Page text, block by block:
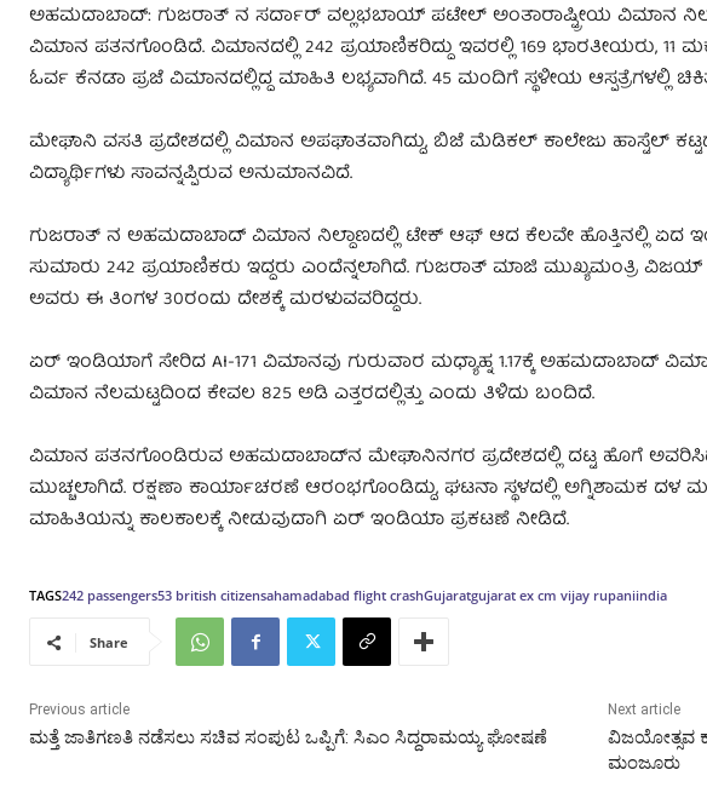
ಅಹಮದಾಬಾದ್:‌ ಗುಜರಾತ್ ನ ಸರ್ದಾರ್‌ ವಲ್ಲಭಬಾಯ್‌ ಪಟೇಲ್‌ ಅಂತಾರಾಷ್ಟ್ರೀಯ ವಿಮಾನ
ವಿಮಾನ ಪತನಗೊಂಡಿದೆ. ವಿಮಾನದಲ್ಲಿ 242 ಪ್ರಯಾಣಿಕರಿದ್ದು ಇವರಲ್ಲಿ 169 ಭಾರತೀಯರು, 11
ಓರ್ವ ಕೆನಡಾ ಪ್ರಜೆ ವಿಮಾನದಲ್ಲಿದ್ದ ಮಾಹಿತಿ ಲಭ್ಯವಾಗಿದೆ. 45 ಮಂದಿಗೆ ಸ್ಥಳೀಯ ಆಸ್ಪತ್ರೆಗಳಲ್ಲಿ
ಮೇಘಾನಿ ವಸತಿ ಪ್ರದೇಶದಲ್ಲಿ ವಿಮಾನ ಅಪಘಾತವಾಗಿದ್ದು, ಬಿಜೆ ಮೆಡಿಕಲ್ ಕಾಲೇಜು ಹಾಸ್ಟೆಲ್‌
ವಿದ್ಯಾರ್ಥಿಗಳು ಸಾವನ್ನಪ್ಪಿರುವ ಅನುಮಾನವಿದೆ.
ಗುಜರಾತ್‌ ನ ಅಹಮದಾಬಾದ್ ವಿಮಾನ ನಿಲ್ದಾಣದಲ್ಲಿ ಟೇಕ್ ಆಫ್ ಆದ ಕೆಲವೇ ಹೊತ್ತಿನಲ್ಲಿ ಏದ
ಸುಮಾರು 242 ಪ್ರಯಾಣಿಕರು ಇದ್ದರು ಎಂದೆನ್ನಲಾಗಿದೆ. ಗುಜರಾತ್‌ ಮಾಜಿ ಮುಖ್ಯಮಂತ್ರಿ
ಅವರು ಈ ತಿಂಗಳ 30ರಂದು ದೇಶಕ್ಕೆ ಮರಳುವವರಿದ್ದರು.
ಏರ್ ಇಂಡಿಯಾಗೆ ಸೇರಿದ AI-171 ವಿಮಾನವು ಗುರುವಾರ ಮಧ್ಯಾಹ್ನ 1.17ಕ್ಕೆ ಅಹಮದಾಬಾದ್
ವಿಮಾನ ನೆಲಮಟ್ಟದಿಂದ ಕೇವಲ 825 ಅಡಿ ಎತ್ತರದಲ್ಲಿತ್ತು ಎಂದು ತಿಳಿದು ಬಂದಿದೆ.
ವಿಮಾನ ಪತನಗೊಂಡಿರುವ ಅಹಮದಾಬಾದ್‌ನ ಮೇಘಾನಿನಗರ ಪ್ರದೇಶದಲ್ಲಿ ದಟ್ಟ ಹೊಗೆ
ಮುಚ್ಚಲಾಗಿದೆ. ರಕ್ಷಣಾ ಕಾರ್ಯಾಚರಣೆ ಆರಂಭಗೊಂಡಿದ್ದು, ಘಟನಾ ಸ್ಥಳದಲ್ಲಿ ಅಗ್ನಿಶಾಮಕ ದಳ
ಮಾಹಿತಿಯನ್ನು ಕಾಲಕಾಲಕ್ಕೆ ನೀಡುವುದಾಗಿ ಏರ್‌ ಇಂಡಿಯಾ ಪ್ರಕಟಣೆ ನೀಡಿದೆ.
TAGS242 passengers53 british citizensahamadabad flight crashGujaratgujarat ex cm vijay rupaniindia
Share
Previous article
ಮತ್ತೆ ಜಾತಿಗಣತಿ ನಡೆಸಲು ಸಚಿವ ಸಂಪುಟ ಒಪ್ಪಿಗೆ: ಸಿಎಂ ಸಿದ್ದರಾಮಯ್ಯ ಘೋಷಣೆ
Next article
ವಿಜಯೋತ್ಸವ
ಮಂಜೂರು